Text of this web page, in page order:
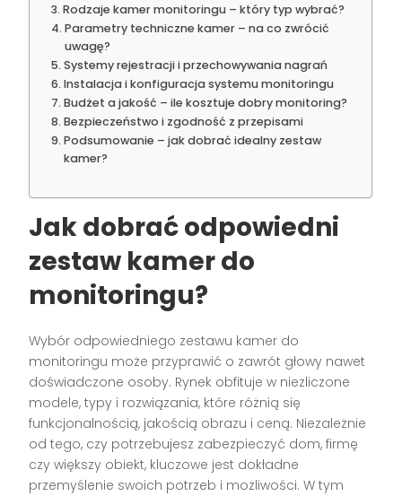
Rodzaje kamer monitoringu – który typ wybrać?
Parametry techniczne kamer – na co zwrócić
uwagę?
Systemy rejestracji i przechowywania nagrań
Instalacja i konfiguracja systemu monitoringu
Budżet a jakość – ile kosztuje dobry monitoring?
Bezpieczeństwo i zgodność z przepisami
Podsumowanie – jak dobrać idealny zestaw
kamer?
Jak dobrać odpowiedni
zestaw kamer do
monitoringu?
Wybór odpowiedniego zestawu kamer do
monitoringu może przyprawić o zawrót głowy nawet
doświadczone osoby. Rynek obfituje w niezliczone
modele, typy i rozwiązania, które różnią się
funkcjonalnością, jakością obrazu i ceną. Niezależnie
od tego, czy potrzebujesz zabezpieczyć dom, firmę
czy większy obiekt, kluczowe jest dokładne
przemyślenie swoich potrzeb i możliwości. W tym